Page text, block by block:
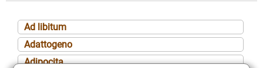
Ad libitum
Adattogeno
Adipocita